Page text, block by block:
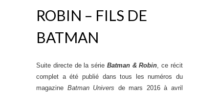
ROBIN – FILS DE
BATMAN
Suite directe de la série Batman & Robin, ce récit
complet a été publié dans tous les numéros du
magazine Batman Univers de mars 2016 à avril